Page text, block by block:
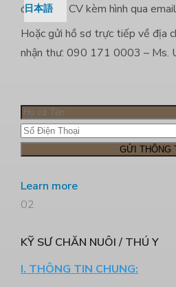
日本語
đây) hoặc CV kèm hình qua
Hoặc gửi hồ sơ trực tiếp về địa
nhận thư: 090 171 0003 – Ms.
Learn more
02
KỸ SƯ CHĂN NUÔI / THÚ Y
I. THÔNG TIN CHUNG: